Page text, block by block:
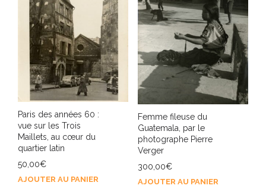
Paris des années 60 :
vue sur les Trois
Maillets, au cœur du
quartier latin
50,00€
AJOUTER AU PANIER
Femme fileuse du
Guatemala, par le
photographe Pierre
Verger
300,00€
AJOUTER AU PANIER